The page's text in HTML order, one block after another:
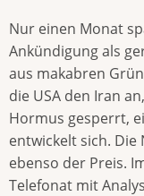
Nur einen Monat
Ankündigung als
aus makabren
die USA den Iran
Hormus gesperrt,
entwickelt sich. Die
ebenso der Preis.
Telefonat mit